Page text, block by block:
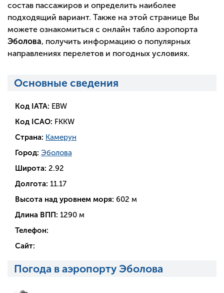
состав пассажиров и определить наиболее
подходящий вариант. Также на этой странице Вы
можете ознакомиться с онлайн табло аэропорта
Эболова, получить информацию о популярных
направлениях перелетов и погодных условиях.
Основные сведения
Код IATA: EBW
Код ICAO: FKKW
Страна: Камерун
Город: Эболова
Широта: 2.92
Долгота: 11.17
Высота над уровнем моря: 602 м
Длина ВПП: 1290 м
Телефон:
Сайт:
Погода в аэропорту Эболова